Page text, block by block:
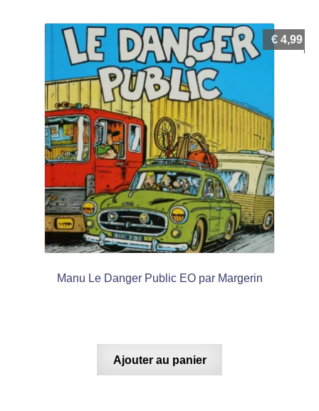
Manu Le Danger Public EO par Margerin
€ 4,99
Ajouter au panier